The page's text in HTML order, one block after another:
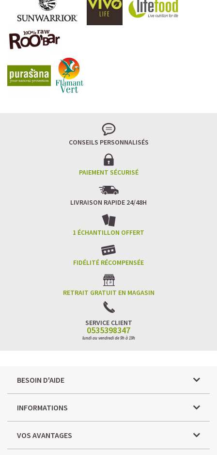
CONSEILS PERSONNALISÉS
PAIEMENT SÉCURISÉ
LIVRAISON RAPIDE 24/48H
1 ÉCHANTILLON OFFERT
FIDÉLITÉ RÉCOMPENSÉE
RETRAIT GRATUIT EN MAGASIN
SERVICE CLIENT
0535398347
lundi au vendredi de 9h à 19h
BESOIN D'AIDE
INFORMATIONS
VOS AVANTAGES